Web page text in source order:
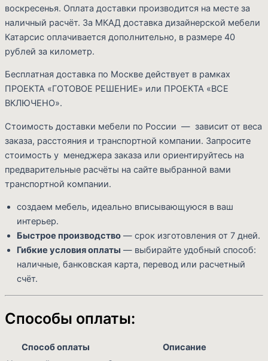
воскресенья. Оплата доставки производится на месте за
наличный расчёт. За МКАД доставка дизайнерской мебели
Катарсис оплачивается дополнительно, в размере 40
рублей за километр.
Бесплатная доставка по Москве действует в рамках
ПРОЕКТА «ГОТОВОЕ РЕШЕНИЕ» или ПРОЕКТА «ВСЕ
ВКЛЮЧЕНО».
Стоимость доставки мебели по России — зависит от веса
заказа, расстояния и транспортной компании. Запросите
стоимость у менеджера заказа или ориентируйтесь на
предварительные расчёты на сайте выбранной вами
транспортной компании.
создаем мебель, идеально вписывающуюся в ваш
интерьер.
Быстрое производство — срок изготовления от 7 дней.
Гибкие условия оплаты — выбирайте удобный способ:
наличные, банковская карта, перевод или расчетный
счёт.
Способы оплаты:
Способ оплаты
Описание